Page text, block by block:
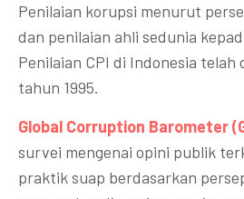
Penilaian korupsi menurut
dan penilaian ahli sedunia
Penilaian CPI di Indonesia telah
tahun 1995.
Global Corruption Barometer
survei mengenai opini publik
praktik suap berdasarkan